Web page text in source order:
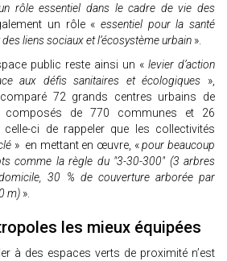
rôle essentiel dans le cadre de vie des
un rôle « essentiel pour la santé
liens sociaux et l’écosystème urbain ».
public reste ainsi un « levier d’action
aux défis sanitaires et écologiques »,
72 grands centres urbains de
composés de 770 communes et 26
celle-ci de rappeler que les collectivités
» en mettant en œuvre, «pour beaucoup
comme la règle du "3-30-300" (3 arbres
30 % de couverture arborée par
m) ».
les mieux équipées
à des espaces verts de proximité n’est